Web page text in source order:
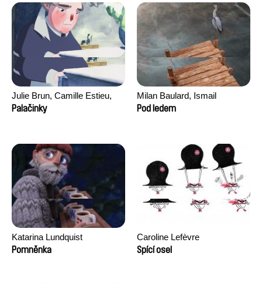
Julie Brun, Camille Estieu,
Jiamin Peng
Palačinky
Milan Baulard, Ismail
Berrahma, Flore Dupont,
Pod ledem
Katarina Lundquist
Pomněnka
Caroline Lefèvre
Spící osel